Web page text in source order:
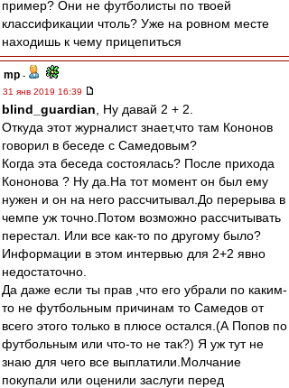
пример? Они не футболисты по твоей
классификации чтоль? Уже на ровном месте
находишь к чему прицепиться
mp -
31 янв 2019 16:39
blind_guardian , Ну давай 2 + 2.
Откуда этот журналист знает,что там Кононов
говорил в беседе с Самедовым?
Когда эта беседа состоялась? После прихода
Кононова ? Ну да.На тот момент он был ему
нужен и он на него рассчитывал.До перерыва в
чемпе уж точно.Потом возможно рассчитывать
перестал. Или все как-то по другому было?
Информации в этом интервью для 2+2 явно
недостаточно.
Да даже если ты прав ,что его убрали по каким-
то не футбольным причинам то Самедов от
всего этого только в плюсе остался.(А Попов по
футбольным или что-то не так?) Я уж тут не
знаю для чего все выплатили.Молчание
покупали или оценили заслуги перед